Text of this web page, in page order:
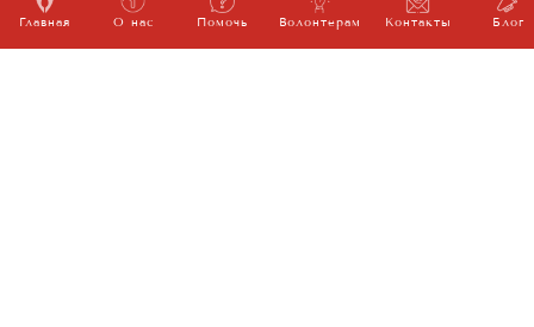
Главная О нас Помочь Волонтерам Контакты Блог